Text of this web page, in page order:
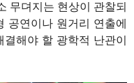
무뎌지는 현상이 관찰되
공연이나 원거리 연출에
해야 할 광학적 난관이